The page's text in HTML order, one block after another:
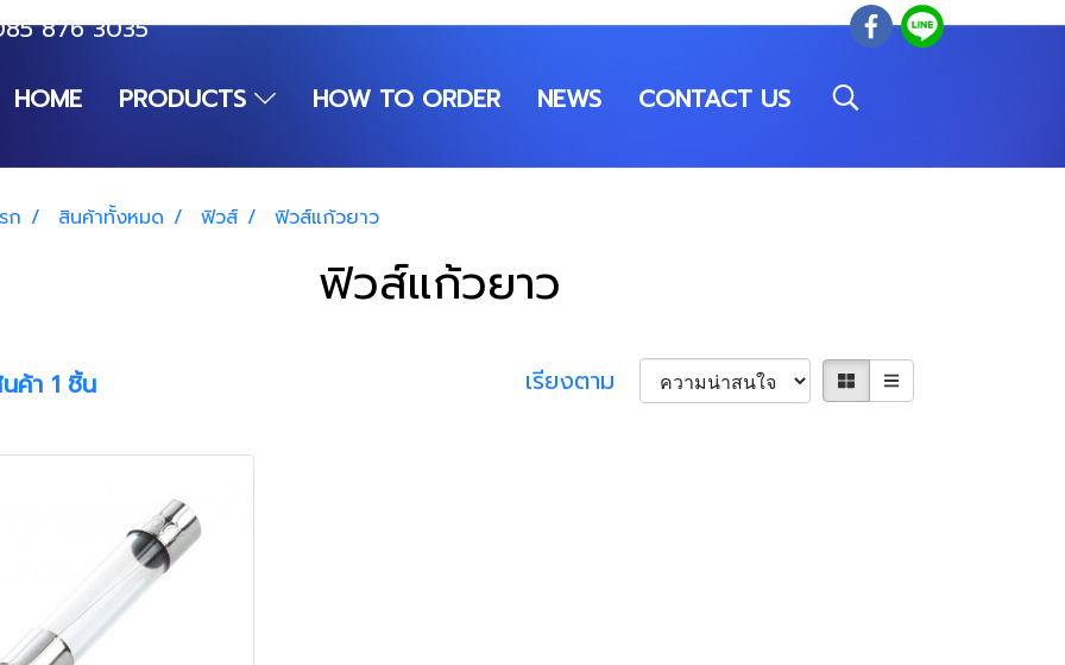
876 3035
HOME
PRODUCTS HOW TO ORDER NEWS CONTACT US
ก สินค้าทั้งหมด ฟิวส์ ฟิวส์แก้วยาว
ฟิวส์แก้วยาว
ค้า 1 ชิ้น เรียงตาม